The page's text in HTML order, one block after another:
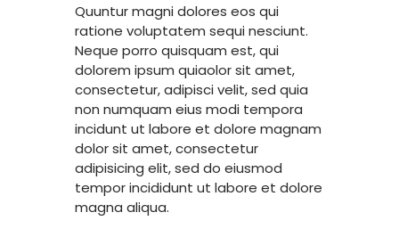
Quuntur magni dolores eos qui
ratione voluptatem sequi nesciunt.
Neque porro quisquam est, qui
dolorem ipsum quiaolor sit amet,
consectetur, adipisci velit, sed quia
non numquam eius modi tempora
incidunt ut labore et dolore magnam
dolor sit amet, consectetur
adipisicing elit, sed do eiusmod
tempor incididunt ut labore et dolore
magna aliqua.